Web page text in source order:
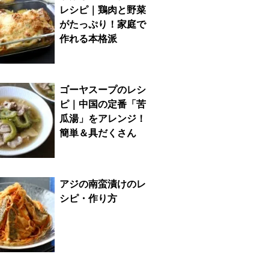
レシピ｜鶏肉と野菜
がたっぷり！家庭で
作れる本格派
ゴーヤスープのレシ
ピ｜中国の定番「苦
瓜湯」をアレンジ！
簡単＆具だくさん
アジの南蛮漬けのレ
シピ・作り方